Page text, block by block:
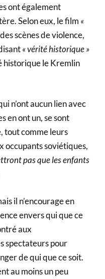
ont également
Selon eux, le film «
scènes de violence,
« vérité historique »
historique le Kremlin
n’ont aucun lien avec
en ont un, se sont
tout comme leurs
occupants soviétiques,
pas que les enfants
il n’encourage en
envers qui que ce
aux
spectateurs pour
de qui que ce soit.
au moins un peu